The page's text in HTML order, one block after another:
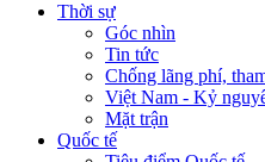
Thời sự
Góc nhìn
Tin tức
Chống lãng phí,
Việt Nam - Kỷ
Mặt trận
Quốc tế